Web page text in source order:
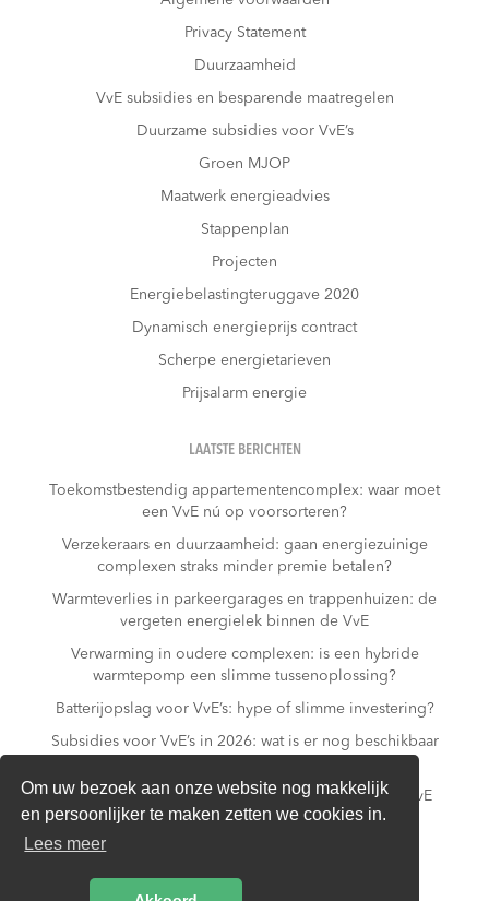
Om uw bezoek aan onze website nog makkelijk
en persoonlijker te maken zetten we cookies in.
Lees meer
Privacy Statement
Duurzaamheid
VvE subsidies en besparende maatregelen
Duurzame subsidies voor VvE’s
Groen MJOP
Maatwerk energieadvies
Stappenplan
Projecten
Energiebelastingteruggave 2020
Dynamisch energieprijs contract
Scherpe energietarieven
Prijsalarm energie
LAATSTE BERICHTEN
Toekomstbestendig appartementencomplex: waar moet
een VvE nú op voorsorteren?
Verzekeraars en duurzaamheid: gaan energiezuinige
complexen straks minder premie betalen?
Warmteverlies in parkeergarages en trappenhuizen: de
vergeten energielek binnen de VvE
Verwarming in oudere complexen: is een hybride
warmtepomp een slimme tussenoplossing?
Batterijopslag voor VvE’s: hype of slimme investering?
Subsidies voor VvE’s in 2026: wat is er nog beschikbaar
Slim laden in parkeergarages: hoe voorkomt een VvE
overbelasting van de installatie?
Van gas naar all-electric: is dat realistisch voor een